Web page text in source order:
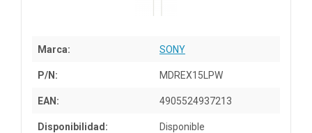
Marca: SONY
P/N: MDREX15LPW
EAN: 4905524937213
Disponibilidad: Disponible